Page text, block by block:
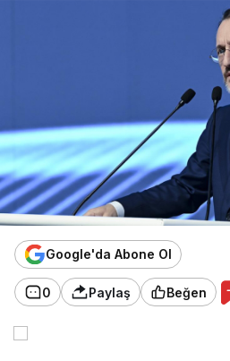
Google'da Abone Ol
0 Paylaş Beğen